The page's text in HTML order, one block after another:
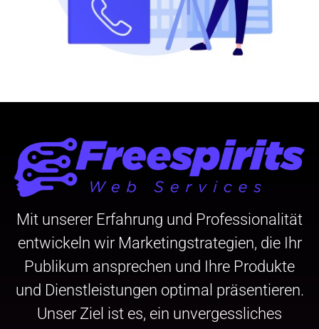
Mit unserer Erfahrung und Professionalität
entwickeln wir Marketingstrategien, die Ihr
Publikum ansprechen und Ihre Produkte
und Dienstleistungen optimal präsentieren.
Unser Ziel ist es, ein unvergessliches